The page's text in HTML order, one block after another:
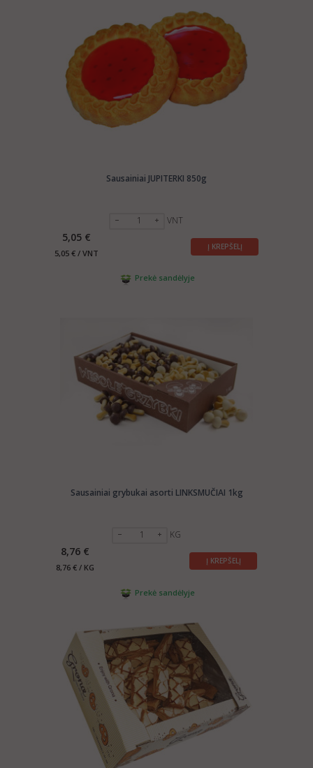
Sausainiai JUPITERKI 850g
VNT
5,05 €
5,05 € / VNT
Į KREPŠELĮ
Prekė sandėlyje
Sausainiai grybukai asorti LINKSMUČIAI 1kg
KG
8,76 €
8,76 € / KG
Į KREPŠELĮ
Prekė sandėlyje